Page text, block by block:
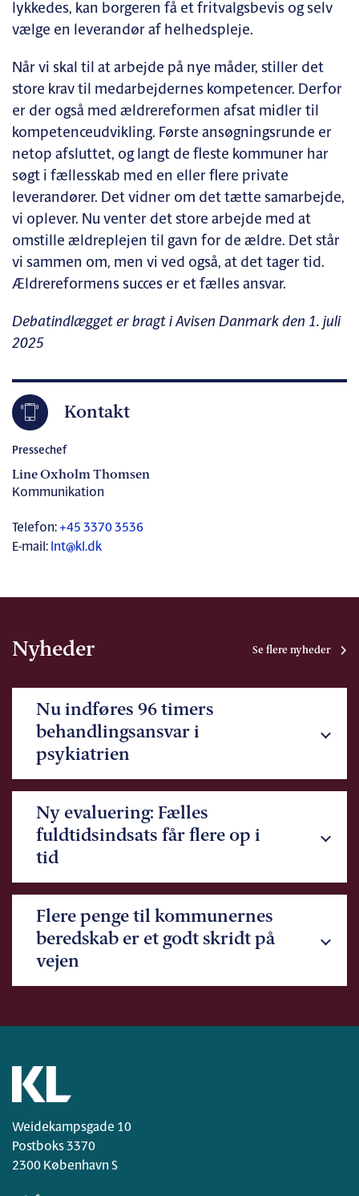
lykkedes, kan borgeren få et fritvalgsbevis og selv
vælge en leverandør af helhedspleje.
Når vi skal til at arbejde på nye måder, stiller det
store krav til medarbejdernes kompetencer. Derfor
er der også med ældrereformen afsat midler til
kompetenceudvikling. Første ansøgningsrunde er
netop afsluttet, og langt de fleste kommuner har
søgt i fællesskab med en eller flere private
leverandører. Det vidner om det tætte samarbejde,
vi oplever. Nu venter det store arbejde med at
omstille ældreplejen til gavn for de ældre. Det står
vi sammen om, men vi ved også, at det tager tid.
Ældrereformens succes er et fælles ansvar.
Debatindlægget er bragt i Avisen Danmark den 1. juli
2025
Kontakt
Pressechef
Line Oxholm Thomsen
Kommunikation
Telefon: +45 3370 3536
E-mail: lnt@kl.dk
Nyheder Se flere nyheder
Nu indføres 96 timers
behandlingsansvar i
psykiatrien
Ny evaluering: Fælles
fuldtidsindsats får flere op i
tid
Flere penge til kommunernes
beredskab er et godt skridt på
vejen
Weidekampsgade 10
Postboks 3370
2300 København S